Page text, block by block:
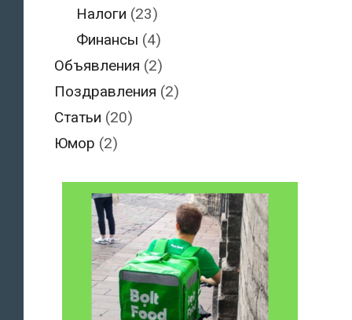
Налоги (23)
Финансы (4)
Объявления (2)
Поздравления (2)
Статьи (20)
Юмор (2)